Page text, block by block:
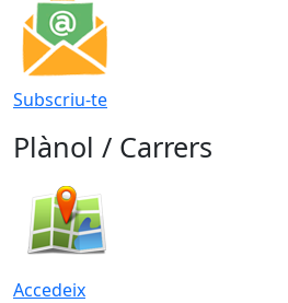
Subscriu-te
Plànol / Carrers
Accedeix